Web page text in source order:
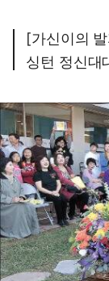
[가신이의
싱턴 정신대